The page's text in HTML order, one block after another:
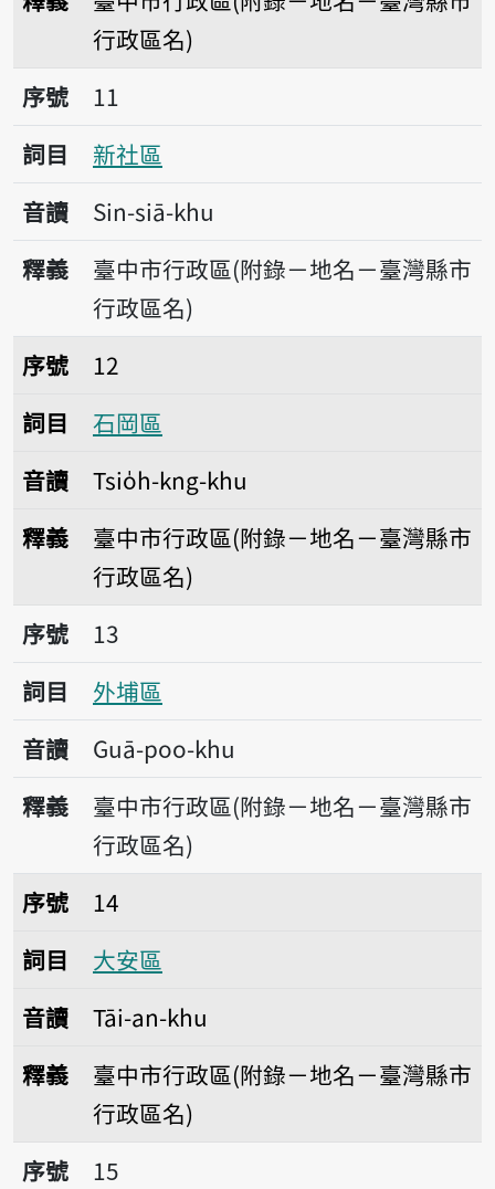
行政區名)
序號11新社區
序號
11
詞目
新社區
音讀
Sin-siā-khu
釋義
臺中市行政區(附錄－地名－臺灣縣市
行政區名)
序號12石岡區
序號
12
詞目
石岡區
音讀
Tsio̍h-kng-khu
釋義
臺中市行政區(附錄－地名－臺灣縣市
行政區名)
序號13外埔區
序號
13
詞目
外埔區
音讀
Guā-poo-khu
釋義
臺中市行政區(附錄－地名－臺灣縣市
行政區名)
序號14大安區
序號
14
詞目
大安區
音讀
Tāi-an-khu
釋義
臺中市行政區(附錄－地名－臺灣縣市
行政區名)
序號15烏日區
序號
15